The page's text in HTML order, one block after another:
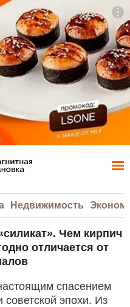
Недвижимость
Чем кирпич
отличается от
спасением
советской эпохи. Из